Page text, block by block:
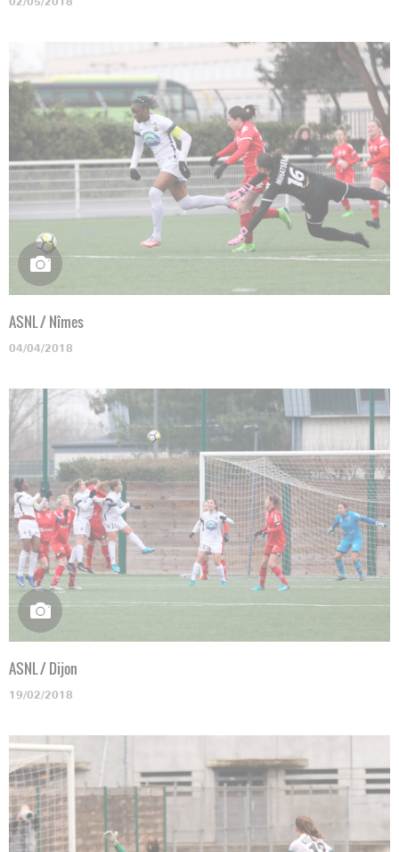
ASNL / Nîmes
04/04/2018
ASNL / Dijon
19/02/2018